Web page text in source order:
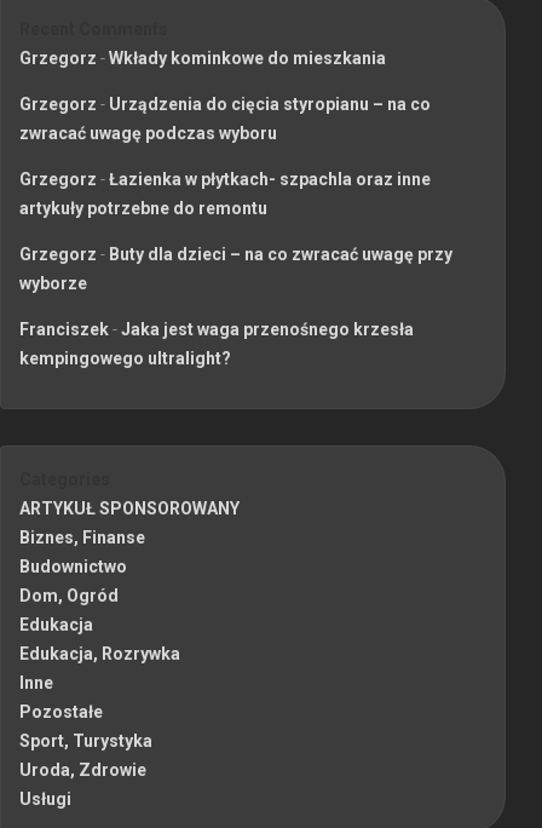
Grzegorz -Wkłady kominkowe do mieszkania
Grzegorz - Urządzenia do cięcia styropianu – na co
zwracać uwagę podczas wyboru
Grzegorz -Łazienka w płytkach- szpachla oraz inne
artykuły potrzebne do remontu
Grzegorz - Buty dla dzieci – na co zwracać uwagę przy
wyborze
Franciszek-Jaka jest waga przenośnego krzesła
kempingowego ultralight?
ARTYKUŁ SPONSOROWANY
Biznes, Finanse
Budownictwo
Dom, Ogród
Edukacja
Edukacja, Rozrywka
Inne
Pozostałe
Sport, Turystyka
Uroda, Zdrowie
Usługi